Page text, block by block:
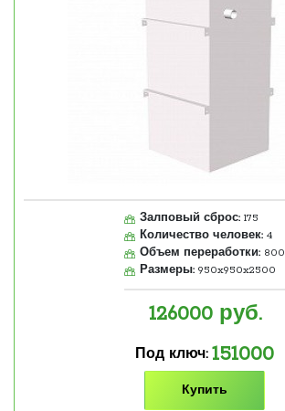
Залповый сброс: 175
Количество человек: 4
Объем переработки: 800
Размеры: 950x950x2500
126000руб.
Под ключ: 151000
Купить